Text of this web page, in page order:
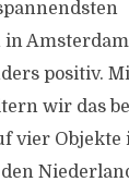
positiv.
wir das
vier Objekte